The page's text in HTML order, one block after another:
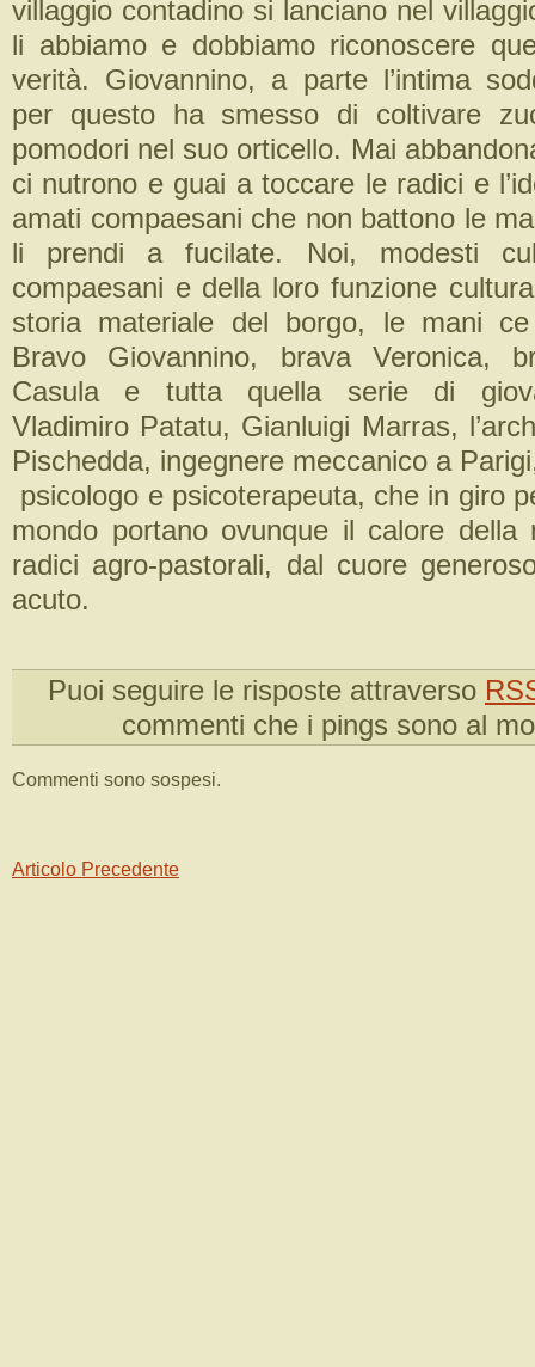
villaggio contadino si lanciano nel
li abbiamo e dobbiamo riconoscere
verità. Giovannino, a parte l’intima
per questo ha smesso di coltivare
pomodori nel suo orticello. Mai
ci nutrono e guai a toccare le radici e
amati compaesani che non battono le
li prendi a fucilate. Noi, modesti
compaesani e della loro funzione
storia materiale del borgo, le mani
Bravo Giovannino, brava Veronica,
Casula e tutta quella serie di
Vladimiro Patatu, Gianluigi Marras,
Pischedda, ingegnere meccanico a
psicologo e psicoterapeuta, che in giro
mondo portano ovunque il calore della
radici agro-pastorali, dal cuore
acuto.
Puoi seguire le risposte attraverso
commenti che i pings sono al
Commenti sono sospesi.
Articolo Precedente